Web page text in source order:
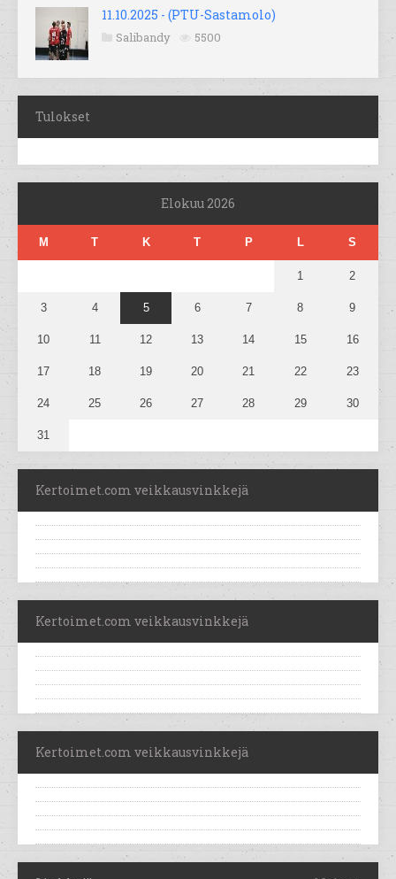
11.10.2025 - (PTU-Sastamolo)
Salibandy 5500
Tulokset
Elokuu 2026
M T K T P L S
1 2
3 4 5 6 7 8 9
10 11 12 13 14 15 16
17 18 19 20 21 22 23
24 25 26 27 28 29 30
31
Kertoimet.com veikkausvinkkejä
Kertoimet.com veikkausvinkkejä
Kertoimet.com veikkausvinkkejä